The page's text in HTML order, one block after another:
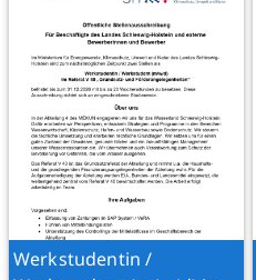
Werkstudentin /